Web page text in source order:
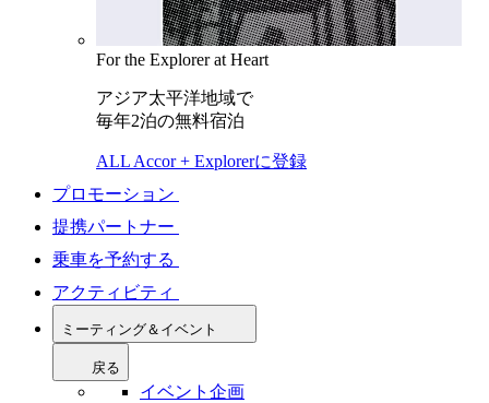
For the Explorer at Heart
アジア太平洋地域で
毎年2泊の無料宿泊
ALL Accor + Explorerに登録
プロモーション
提携パートナー
乗車を予約する
アクティビティ
ミーティング＆イベント
戻る
イベント企画